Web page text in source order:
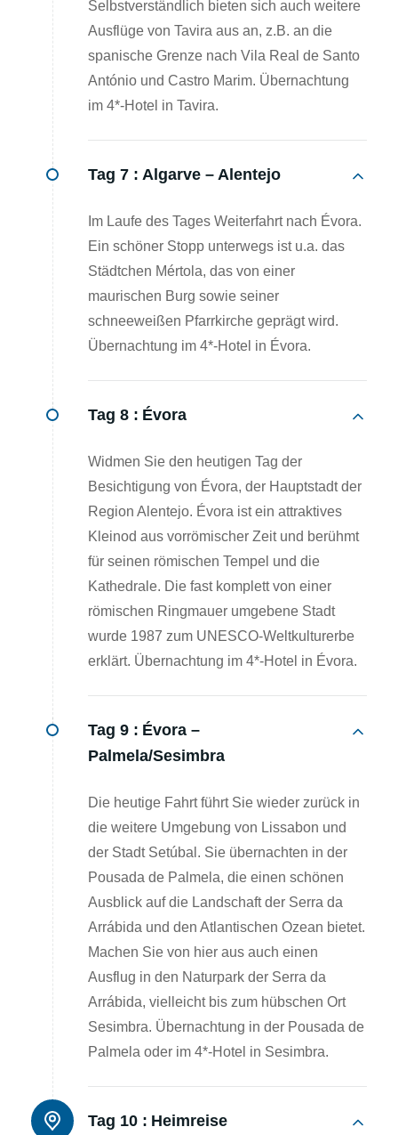
Selbstverständlich bieten sich auch weitere
Ausflüge von Tavira aus an, z.B. an die
spanische Grenze nach Vila Real de Santo
António und Castro Marim. Übernachtung
im 4*-Hotel in Tavira.
Tag 7 : Algarve – Alentejo
Im Laufe des Tages Weiterfahrt nach Évora.
Ein schöner Stopp unterwegs ist u.a. das
Städtchen Mértola, das von einer
maurischen Burg sowie seiner
schneeweißen Pfarrkirche geprägt wird.
Übernachtung im 4*-Hotel in Évora.
Tag 8 : Évora
Widmen Sie den heutigen Tag der
Besichtigung von Évora, der Hauptstadt der
Region Alentejo. Évora ist ein attraktives
Kleinod aus vorrömischer Zeit und berühmt
für seinen römischen Tempel und die
Kathedrale. Die fast komplett von einer
römischen Ringmauer umgebene Stadt
wurde 1987 zum UNESCO-Weltkulturerbe
erklärt. Übernachtung im 4*-Hotel in Évora.
Tag 9 : Évora –
Palmela/Sesimbra
Die heutige Fahrt führt Sie wieder zurück in
die weitere Umgebung von Lissabon und
der Stadt Setúbal. Sie übernachten in der
Pousada de Palmela, die einen schönen
Ausblick auf die Landschaft der Serra da
Arrábida und den Atlantischen Ozean bietet.
Machen Sie von hier aus auch einen
Ausflug in den Naturpark der Serra da
Arrábida, vielleicht bis zum hübschen Ort
Sesimbra. Übernachtung in der Pousada de
Palmela oder im 4*-Hotel in Sesimbra.
Tag 10 : Heimreise